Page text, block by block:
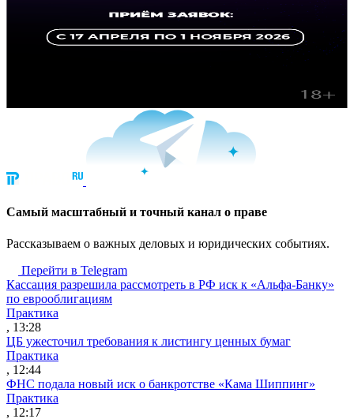
Cамый масштабный и точный канал о праве
Рассказываем о важных деловых и юридических событиях.
Перейти в Telegram
Кассация разрешила рассмотреть в РФ иск к «Альфа-Банку»
по еврооблигациям
Практика
, 13:28
ЦБ ужесточил требования к листингу ценных бумаг
Практика
, 12:44
ФНС подала новый иск о банкротстве «Кама Шиппинг»
Практика
, 12:17